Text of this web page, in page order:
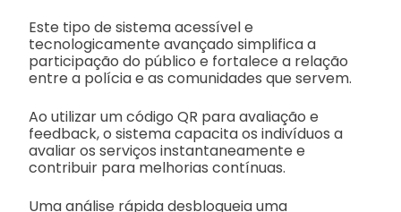
Este tipo de sistema acessível e
tecnologicamente avançado simplifica a
participação do público e fortalece a relação
entre a polícia e as comunidades que servem.
Ao utilizar um código QR para avaliação e
feedback, o sistema capacita os indivíduos a
avaliar os serviços instantaneamente e
contribuir para melhorias contínuas.
Uma análise rápida desbloqueia uma